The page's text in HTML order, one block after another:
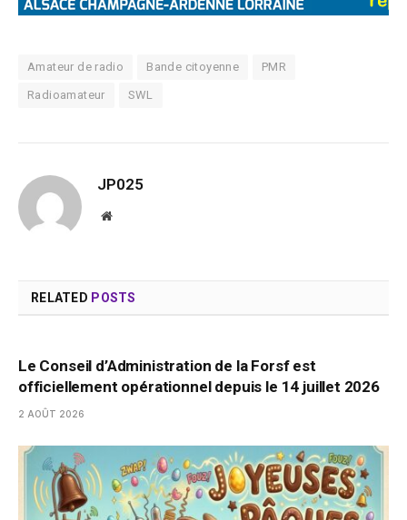
Amateur de radio Bande citoyenne PMR
Radioamateur SWL
JP025
Website
RELATED POSTS
Le Conseil d’Administration de la Forsf est
officiellement opérationnel depuis le 14 juillet 2026
2 AOÛT 2026